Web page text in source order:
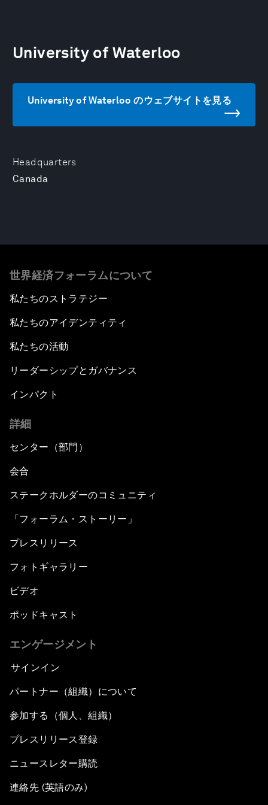
Headquarters
Canada
University of Waterloo
University of Waterloo のウェブサイトを見る
世界経済フォーラムについて
私たちのストラテジー
私たちのアイデンティティ
私たちの活動
リーダーシップとガバナンス
インパクト
詳細
センター（部門）
会合
ステークホルダーのコミュニティ
「フォーラム・ストーリー」
プレスリリース
フォトギャラリー
ビデオ
ポッドキャスト
エンゲージメント
サインイン
パートナー（組織）について
参加する（個人、組織）
プレスリリース登録
ニュースレター購読
連絡先 (英語のみ)